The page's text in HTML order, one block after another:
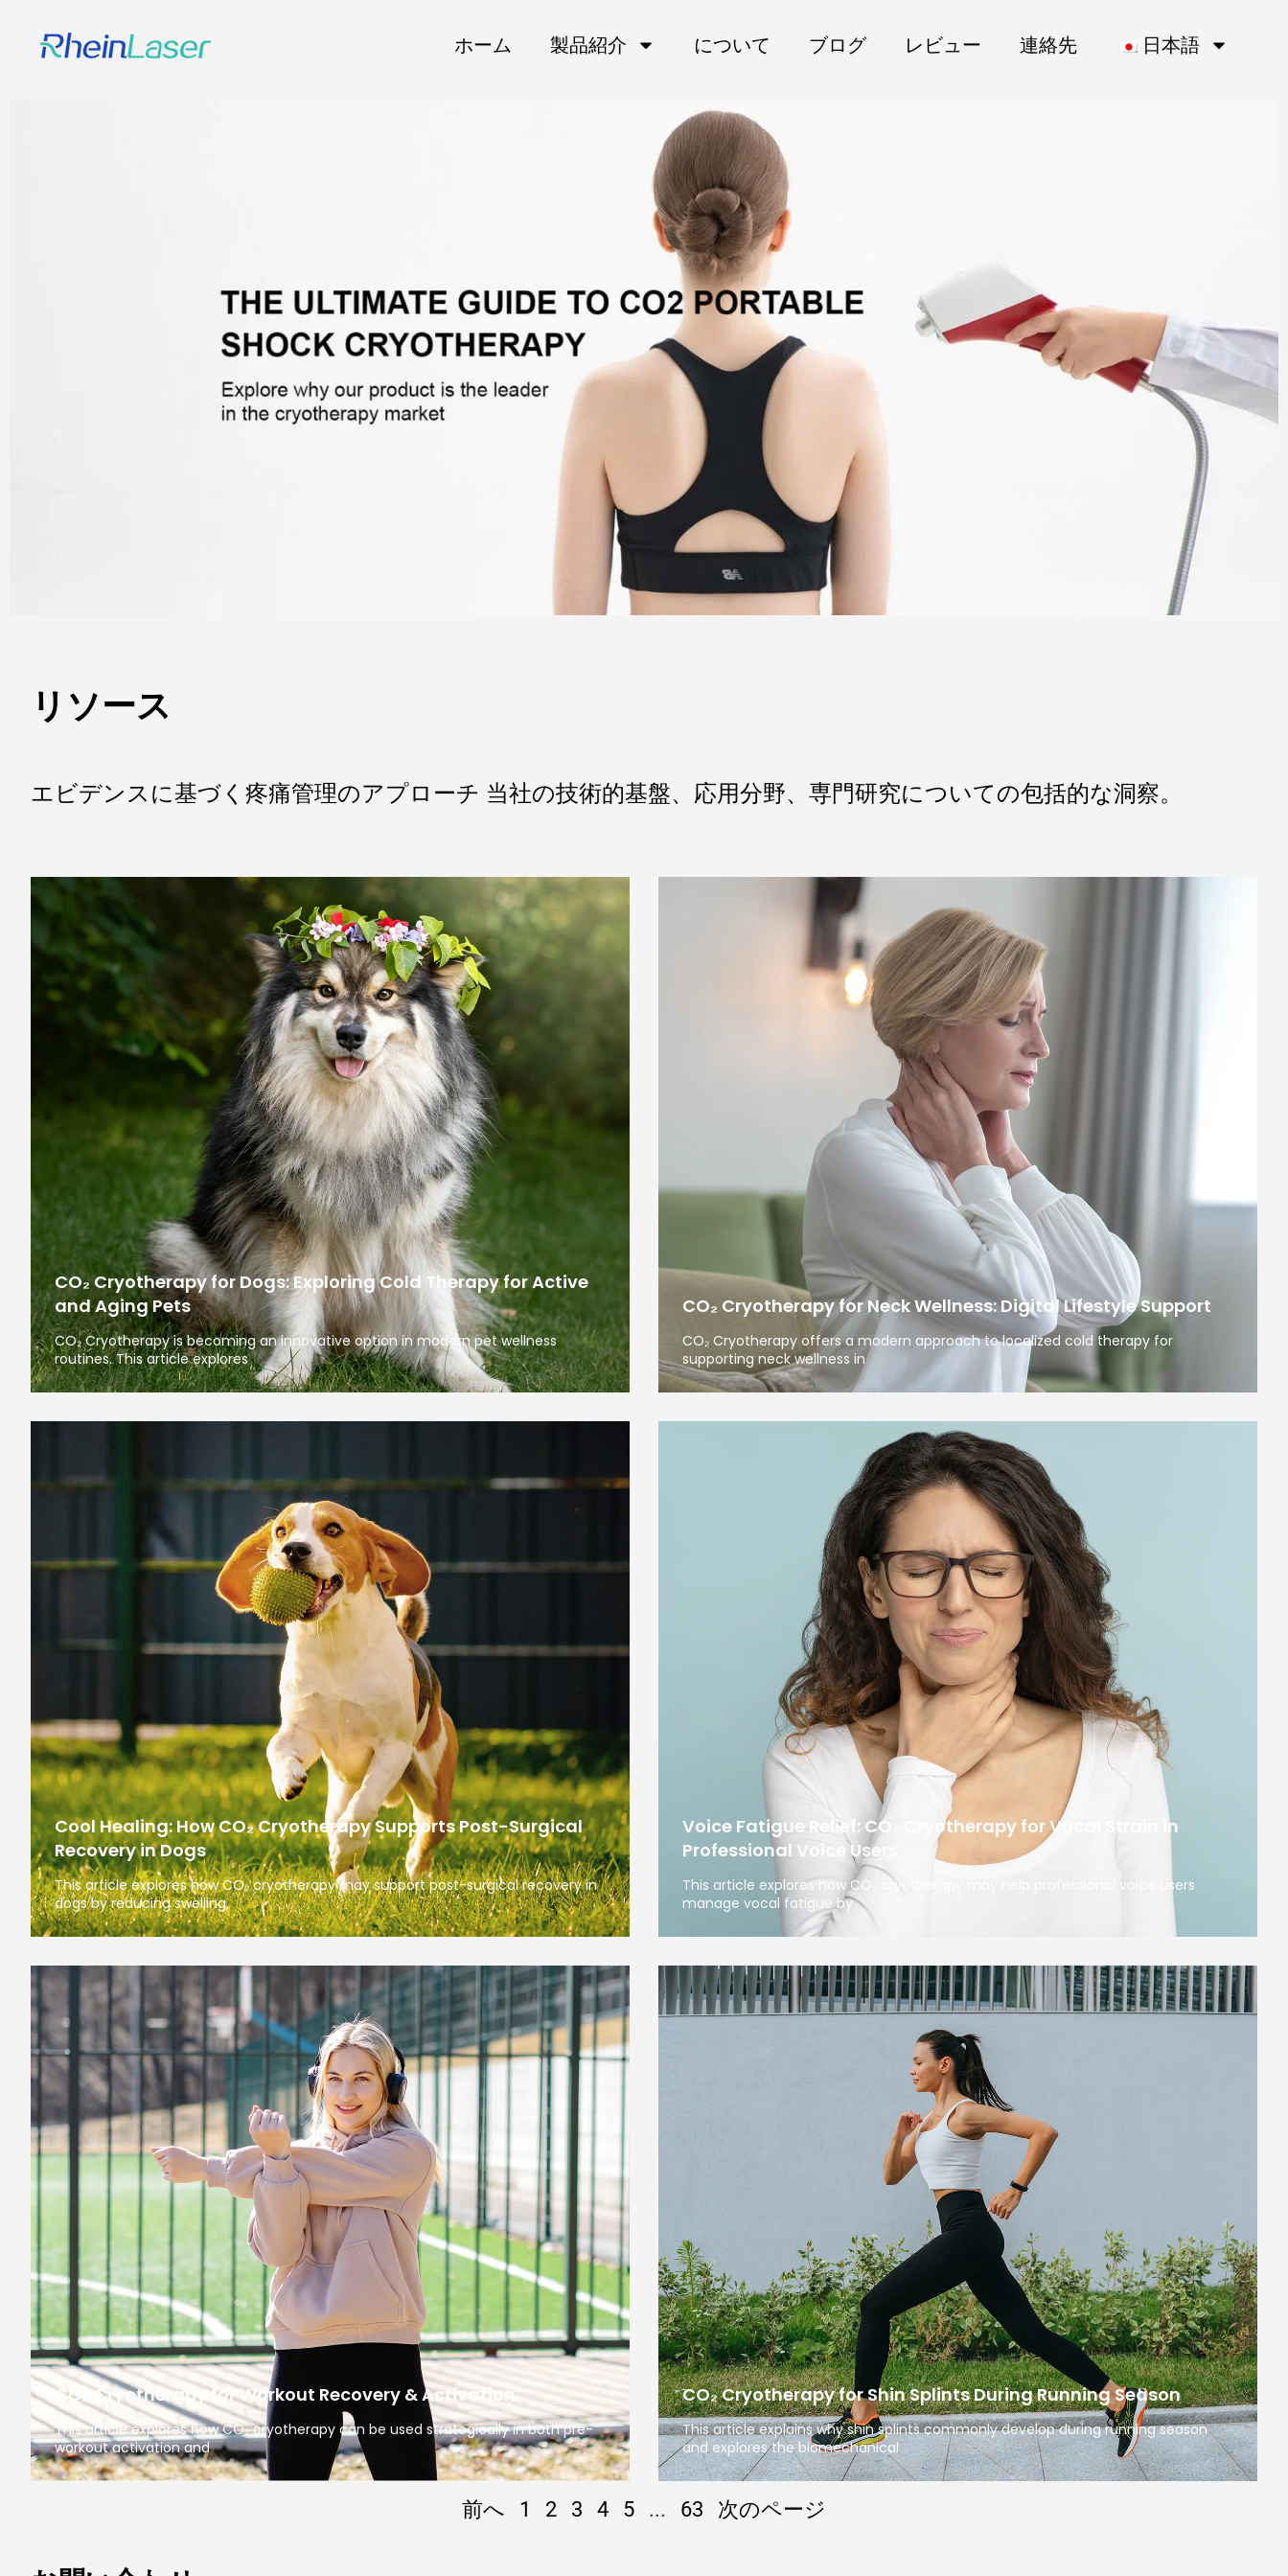
ホーム 製品紹介 について ブログ レビュー 連絡先 日本語
リソース
エビデンスに基づく疼痛管理のアプローチ 当社の技術的基盤、応用分野、専門研究についての包括的な洞察。
CO₂ Cryotherapy for Dogs: Exploring Cold Therapy for Active
and Aging Pets
CO₂ Cryotherapy is becoming an innovative option in modern pet wellness
routines. This article explores
CO₂ Cryotherapy for Neck Wellness: Digital Lifestyle Support
CO₂ Cryotherapy offers a modern approach to localized cold therapy for
supporting neck wellness in
Cool Healing: How CO₂ Cryotherapy Supports Post-Surgical
Recovery in Dogs
This article explores how CO₂ cryotherapy may support post-surgical recovery in
dogs by reducing swelling,
Voice Fatigue Relief: CO₂ Cryotherapy for Vocal Strain in
Professional Voice Users
This article explores how CO₂ cryotherapy may help professional voice users
manage vocal fatigue by
CO₂ Cryotherapy for Workout Recovery & Activation
This article explores how CO₂ cryotherapy can be used strategically in both pre-
workout activation and
CO₂ Cryotherapy for Shin Splints During Running Season
This article explains why shin splints commonly develop during running season
and explores the biomechanical
前へ 1 2 3 4 5 ... 63 次のページ